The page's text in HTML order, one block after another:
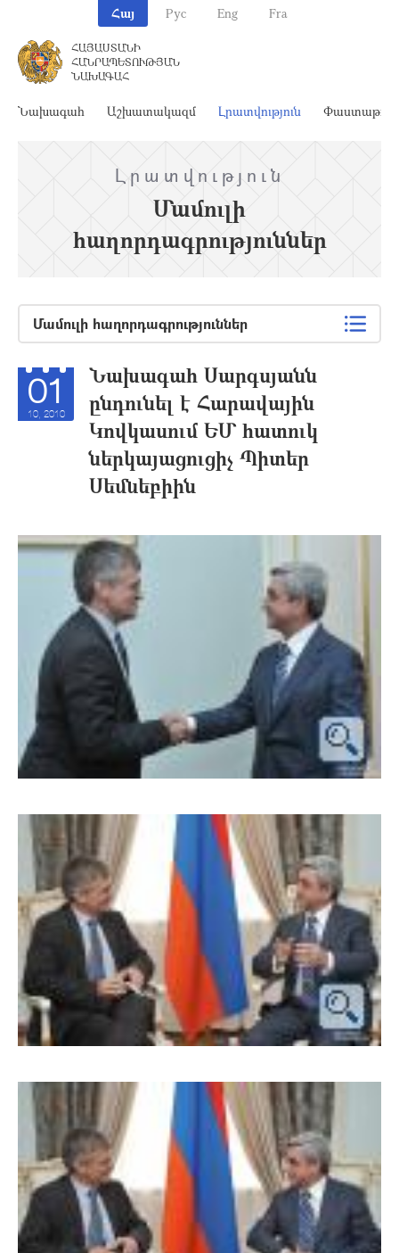
Հայ Рус Eng Fra
ՀԱՅԱՍՏԱՆԻ
ՀԱՆՐԱՊԵՏՈՒԹՅԱՆ
ՆԱԽԱԳԱՀ
Նախագահ Աշխատակազմ Լրատվություն
Լրատվություն
Մամուլի
հաղորդագրություններ
Մամուլի հաղորդագրություններ
01
10, 2010
Նախագահ Սարգսյանն
ընդունել է Հարավային
Կովկասում ԵՄ հատուկ
ներկայացուցիչ Պիտեր
Սեմնեբիին